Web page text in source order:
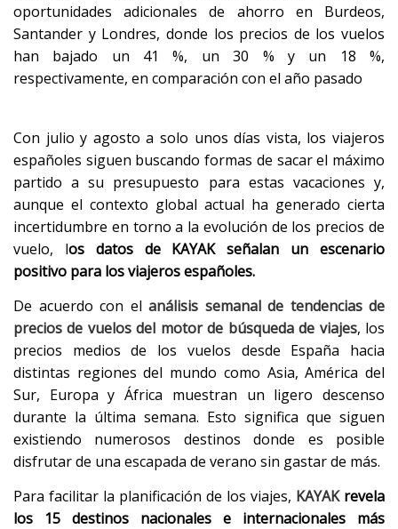
oportunidades adicionales de ahorro en Burdeos,
Santander y Londres, donde los precios de los vuelos
han bajado un 41 %, un 30 % y un 18 %,
respectivamente, en comparación con el año pasado
Con julio y agosto a solo unos días vista, los viajeros
españoles siguen buscando formas de sacar el máximo
partido a su presupuesto para estas vacaciones y,
aunque el contexto global actual ha generado cierta
incertidumbre en torno a la evolución de los precios de
vuelo, los datos de KAYAK señalan un escenario
positivo para los viajeros españoles.
De acuerdo con el análisis semanal de tendencias de
precios de vuelos del motor de búsqueda de viajes, los
precios medios de los vuelos desde España hacia
distintas regiones del mundo como Asia, América del
Sur, Europa y África muestran un ligero descenso
durante la última semana. Esto significa que siguen
existiendo numerosos destinos donde es posible
disfrutar de una escapada de verano sin gastar de más.
Para facilitar la planificación de los viajes, KAYAK revela
los 15 destinos nacionales e internacionales más